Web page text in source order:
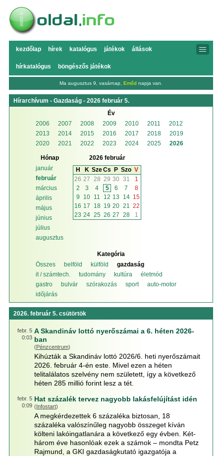
kezdőlap hírek katalógus játékok állások
hírkatalógus böngészős játékok
Ma augusztus 9, vasárnap, Emőd napja van.
Hírarchívum - Gazdaság - 2026 február 5.
Év
2006
2007 2008 2009 2010 2011
2012
2013
2014 2015 2016 2017 2018
2019
2020
2021 2022 2023 2024 2025 2026
Hónap
január
február
március
április
május
június
július
augusztus
2026 február
H
K SzeCs P Szo V
26 27 28 29 30 31
1
2
3 4 5 6 7
8
9
10 11 12 13 14 15
16 17 18 19 20 21
22
23 24 25 26 27 28 1
Kategória
Összes
belföld külföld
gazdaság
it / számtech.
tudomány kultúra
életmód
gastro
bulvár szórakozás sport
auto-motor
időjárás
2026. február 5. csütörtök
febr. 5
0:03
A Skandináv lottó nyerőszámai a 6. héten 2026-
ban
(Pénzcentrum)
Kihúzták a Skandináv lottó 2026/6. heti nyerőszámait
2026. február 4-én este. Mivel ezen a héten
telitalálatos szelvény nem született, így a következő
héten 285 millió forint lesz a tét.
febr. 5
0:09
Hat százalék tervez nagyobb lakásfelújítást idén
(Infostart)
A megkérdezettek 6 százaléka biztosan, 18
százaléka valószínűleg nagyobb összeget kíván
költeni lakóingatlanára a következő egy évben. Két-
három éve hasonlóak ezek a számok – mondta Petz
Rajmund, a GKI gazdaságkutató igazgatója a